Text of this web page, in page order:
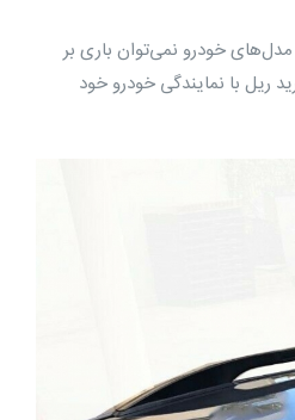
خودرو نمی‌توان باری بر
ریل با نمایندگی خودرو خود